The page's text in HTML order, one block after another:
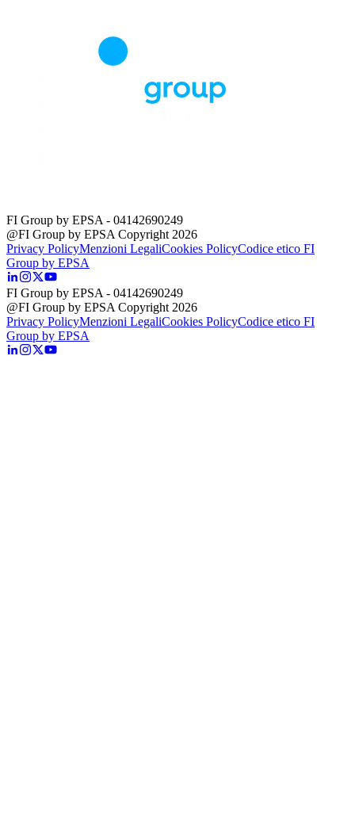
FI Group by EPSA - 04142690249
@FI Group by EPSA Copyright 2026
Privacy PolicyMenzioni LegaliCookies PolicyCodice etico FI
Group by EPSA
FI Group by EPSA - 04142690249
@FI Group by EPSA Copyright 2026
Privacy PolicyMenzioni LegaliCookies PolicyCodice etico FI
Group by EPSA